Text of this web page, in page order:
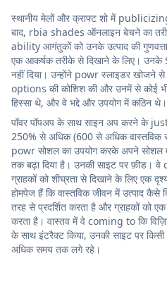
स्थानीय मेलों और क्राफ्ट शो में
बाद, rbia shades ऑनलाइन बेचने का
ability आगंतुकों को उनके उत्पाद की
एक आकर्षक तरीके से दिखाने के लिए। उनके
नहीं दिया। उन्होंने powr स्लाइडर
options की कोशिश की और उनमें से कोई
हिस्सा थे, और वे भद्दे और उपयोग में कठिन थे।
पॉवर पॉपअप के साथ साइन अप करने के
250% से अधिक (600 से अधिक
powr सोशल का उपयोग करके अपने सोशल
तक बढ़ा दिया है। उनकी साइट पर फ़ीड।
ग्राहकों को शीघ्रता से दिखाने के लिए एक
होमपेज हैं कि वास्तविक जीवन में उत्पाद कैसे
तरह से प्रदर्शित करता है और ग्राहकों को
करता है। वास्तव में वे coming to कि
के साथ इंटरैक्ट किया, उनकी साइट पर
अधिक समय तक लगे रहे।